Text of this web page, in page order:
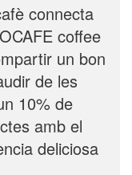
connecta
coffee
un bon
de les
10% de
amb el
deliciosa